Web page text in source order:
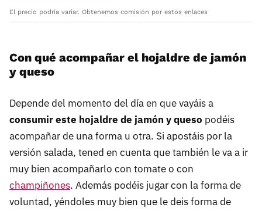
El precio podría variar. Obtenemos comisión por estos enlaces
Con qué acompañar el hojaldre de jamón
y queso
Depende del momento del día en que vayáis a
consumir este hojaldre de jamón y queso podéis
acompañar de una forma u otra. Si apostáis por la
versión salada, tened en cuenta que también le va a ir
muy bien acompañarlo con tomate o con
champiñones. Además podéis jugar con la forma de
voluntad, yéndoles muy bien que le deis forma de